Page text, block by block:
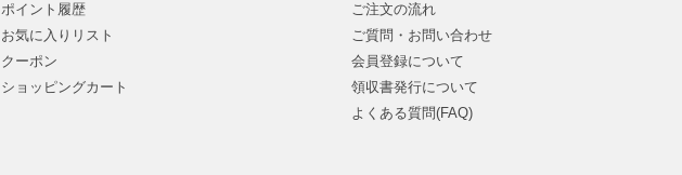
ポイント履歴
お気に入りリスト
クーポン
ショッピングカート
ご注文の流れ
ご質問・お問い合わせ
会員登録について
領収書発行について
よくある質問(FAQ)